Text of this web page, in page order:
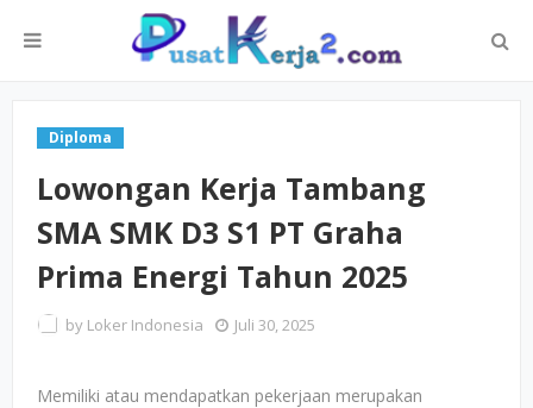
Diploma
Lowongan Kerja Tambang
SMA SMK D3 S1 PT Graha
Prima Energi Tahun 2025
by Loker Indonesia Juli 30, 2025
Memiliki atau mendapatkan pekerjaan merupakan